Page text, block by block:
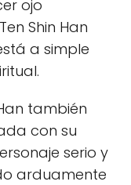
ojo
Shin Han
a simple
también
con su
serio y
arduamente